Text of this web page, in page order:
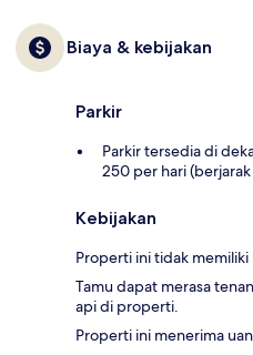
Biaya & kebijakan
Parkir
Parkir tersedia di
250 per hari
Kebijakan
Properti ini tidak memiliki
Tamu dapat merasa
api di properti.
Properti ini menerima